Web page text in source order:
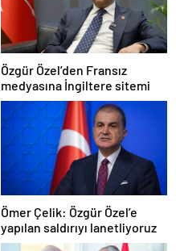
Özgür Özel’den Fransız
medyasına İngiltere sitemi
Ömer Çelik: Özgür Özel’e
yapılan saldırıyı lanetliyoruz